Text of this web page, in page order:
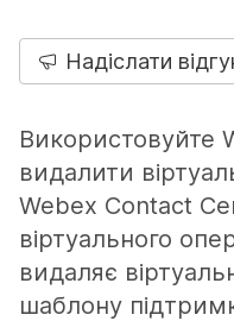
Надіслати
Використовуйте
видалити
Webex Contact
віртуального
видаляє
шаблону